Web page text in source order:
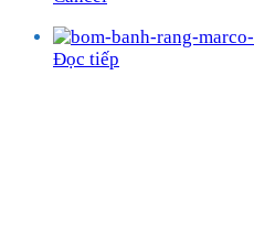
Đọc tiếp